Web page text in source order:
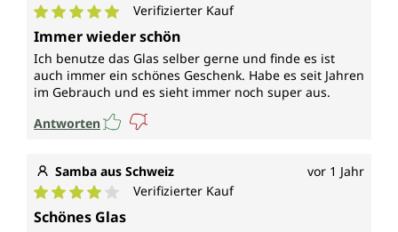
Durchschnittliche Bewertung von 5 von 5 Sternen
Verifizierter Kauf
Immer wieder schön
Ich benutze das Glas selber gerne und finde es ist
auch immer ein schönes Geschenk. Habe es seit Jahren
im Gebrauch und es sieht immer noch super aus.
Antworten
Samba aus Schweiz vor 1 Jahr
Durchschnittliche Bewertung von 4 von 5 Sternen
Verifizierter Kauf
Schönes Glas